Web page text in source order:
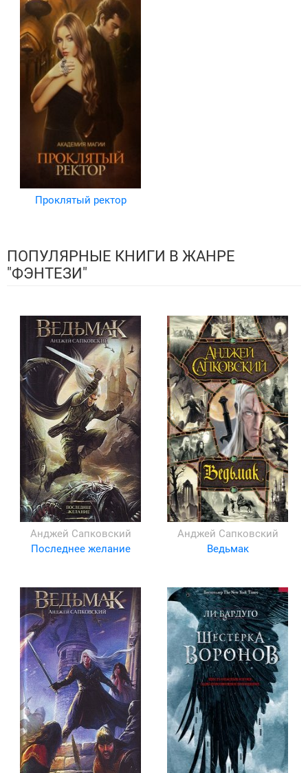
Проклятый ректор
ПОПУЛЯРНЫЕ КНИГИ В ЖАНРЕ
"ФЭНТЕЗИ"
Анджей Сапковский
Последнее желание
Анджей Сапковский
Ведьмак